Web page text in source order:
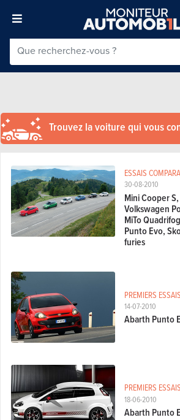
Trouvez la voiture qui vous
30-08-2010
ESSAIS
Mini Cooper
Volkswagen
MiTo
Punto Evo,
furies
14-07-2010
PREMIERS ESSAIS
Abarth Punto
18-06-2010
PREMIERS ESSAIS
Abarth Punto